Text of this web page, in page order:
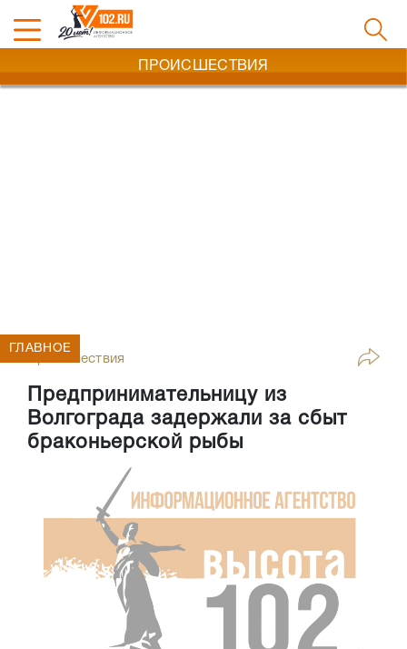
ПРОИСШЕСТВИЯ
Происшествия
Предпринимательницу из
Волгограда задержали за сбыт
браконьерской рыбы
ГЛАВНОЕ